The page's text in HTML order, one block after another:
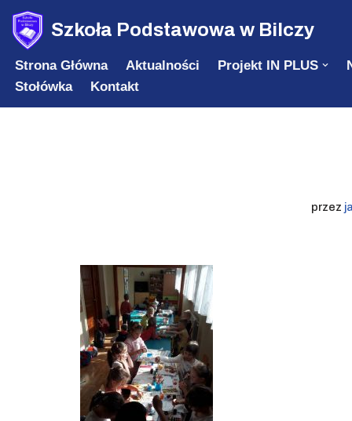
Przejdź
do
treści
Szkoła Podstawowa w Bilczy
Strona Główna Aktualności Projekt IN PLUS
Stołówka
Kontakt
przez